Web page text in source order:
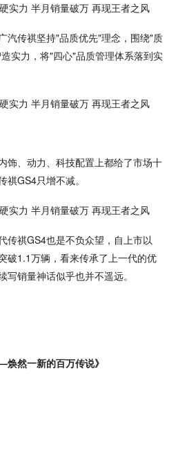
汽传祺坚持"品质优先"理念，围绕"质
实力，将"四心"品质管理体系落到实
饰、动力、科技配置上都给了市场十
GS4只增不减。
传祺GS4也是不负众望，自上市以
破1.1万辆，看来传承了上一代的优
销量神话似乎也并不遥远。
然一新的百万传说》